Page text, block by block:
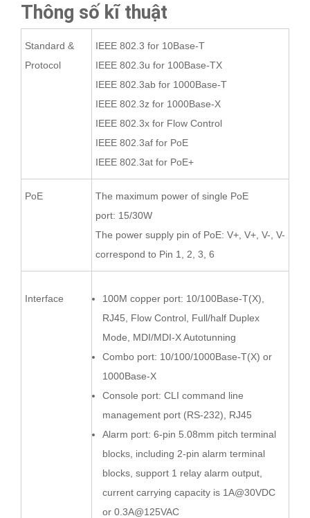
Thông số kĩ thuật
Standard &
Protocol
IEEE 802.3 for 10Base-T
IEEE 802.3u for 100Base-TX
IEEE 802.3ab for 1000Base-T
IEEE 802.3z for 1000Base-X
IEEE 802.3x for Flow Control
IEEE 802.3af for PoE
IEEE 802.3at for PoE+
PoE The maximum power of single PoE
port: 15/30W
The power supply pin of PoE: V+, V+, V-, V-
correspond to Pin 1, 2, 3, 6
Interface
100M copper port: 10/100Base-T(X),
RJ45, Flow Control, Full/half Duplex
Mode, MDI/MDI-X Autotunning
Combo port: 10/100/1000Base-T(X) or
1000Base-X
Console port: CLI command line
management port (RS-232), RJ45
Alarm port: 6-pin 5.08mm pitch terminal
blocks, including 2-pin alarm terminal
blocks, support 1 relay alarm output,
current carrying capacity is 1A@30VDC
or 0. 3A@125VAC